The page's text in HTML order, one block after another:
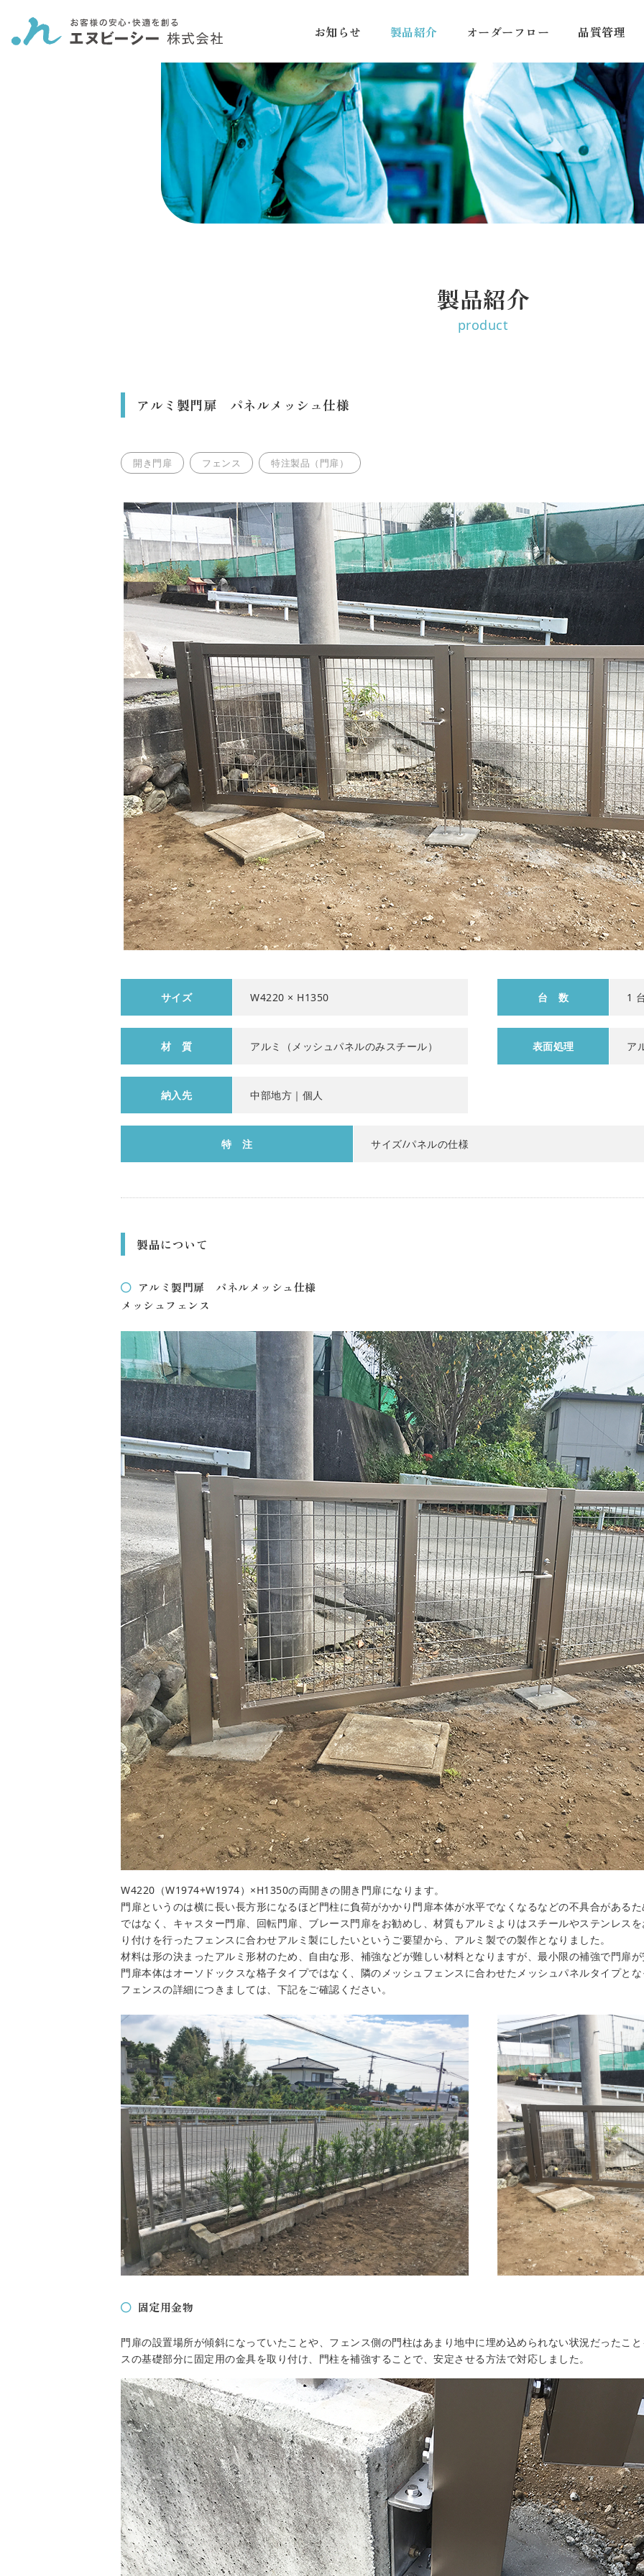
お知らせ 製品紹介 オーダーフロー 品質管理
製品紹介
product
アルミ製門扉 パネルメッシュ仕様
開き門扉 フェンス 特注製品（門扉）
サイズ W4220 × H1350 台 数 1
材 質 アルミ（メッシュパネルのみスチール） 表面処理 ア
納入先 中部地方｜個人
特 注 サイズ/パネルの仕様
製品について
アルミ製門扉 パネルメッシュ仕様
メッシュフェンス
W4220（W1974+W1974）×H1350の両開きの開き門扉になります。
門扉というのは横に長い長方形になるほど門柱に負荷がかかり門扉本体が水平でなくなるなどの不具合がある
ではなく、キャスター門扉、回転門扉、ブレース門扉をお勧めし、材質もアルミよりはスチールやステンレス
り付けを行ったフェンスに合わせアルミ製にしたいというご要望から、アルミ製での製作となりました。
材料は形の決まったアルミ形材のため、自由な形、補強などが難しい材料となりますが、最小限の補強で門扉が
門扉本体はオーソドックスな格子タイプではなく、隣のメッシュフェンスに合わせたメッシュパネルタイプとな
フェンスの詳細につきましては、下記をご確認ください。
固定用金物
門扉の設置場所が傾斜になっていたことや、フェンス側の門柱はあまり地中に埋め込められない状況だったこ
スの基礎部分に固定用の金具を取り付け、門柱を補強することで、安定させる方法で対応しました。